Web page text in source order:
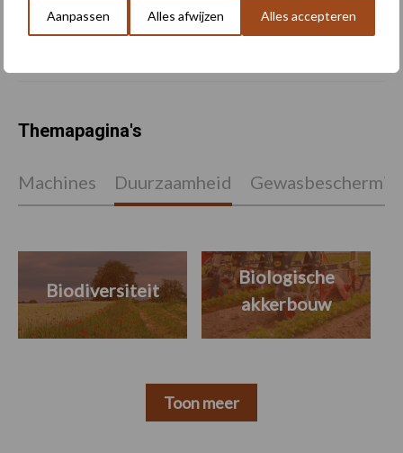
Aanpassen Alles afwijzen Alles accepteren
elektrische verreikers naar
de Benelux
Themapagina's
Machines Duurzaamheid
Biodiversiteit
Biologische
akkerbouw
Toon meer